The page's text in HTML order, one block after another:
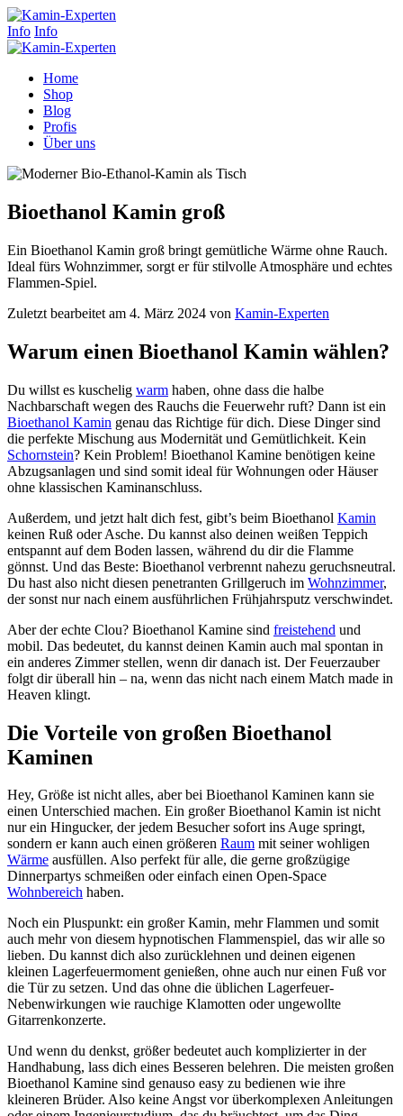
Info Info
Home
Shop
Blog
Profis
Über uns
Bioethanol Kamin groß
Ein Bioethanol Kamin groß bringt gemütliche Wärme ohne Rauch.
Ideal fürs Wohnzimmer, sorgt er für stilvolle Atmosphäre und echtes
Flammen-Spiel.
Zuletzt bearbeitet am 4. März 2024 von Kamin-Experten
Warum einen Bioethanol Kamin wählen?
Du willst es kuschelig warm haben, ohne dass die halbe
Nachbarschaft wegen des Rauchs die Feuerwehr ruft? Dann ist ein
Bioethanol Kamin genau das Richtige für dich. Diese Dinger sind
die perfekte Mischung aus Modernität und Gemütlichkeit. Kein
Schornstein? Kein Problem! Bioethanol Kamine benötigen keine
Abzugsanlagen und sind somit ideal für Wohnungen oder Häuser
ohne klassischen Kaminanschluss.
Außerdem, und jetzt halt dich fest, gibt’s beim Bioethanol Kamin
keinen Ruß oder Asche. Du kannst also deinen weißen Teppich
entspannt auf dem Boden lassen, während du dir die Flamme
gönnst. Und das Beste: Bioethanol verbrennt nahezu geruchsneutral.
Du hast also nicht diesen penetranten Grillgeruch im Wohnzimmer,
der sonst nur nach einem ausführlichen Frühjahrsputz verschwindet.
Aber der echte Clou? Bioethanol Kamine sind freistehend und
mobil. Das bedeutet, du kannst deinen Kamin auch mal spontan in
ein anderes Zimmer stellen, wenn dir danach ist. Der Feuerzauber
folgt dir überall hin – na, wenn das nicht nach einem Match made in
Heaven klingt.
Die Vorteile von großen Bioethanol
Kaminen
Hey, Größe ist nicht alles, aber bei Bioethanol Kaminen kann sie
einen Unterschied machen. Ein großer Bioethanol Kamin ist nicht
nur ein Hingucker, der jedem Besucher sofort ins Auge springt,
sondern er kann auch einen größeren Raum mit seiner wohligen
Wärme ausfüllen. Also perfekt für alle, die gerne großzügige
Dinnerpartys schmeißen oder einfach einen Open-Space
Wohnbereich haben.
Noch ein Pluspunkt: ein großer Kamin, mehr Flammen und somit
auch mehr von diesem hypnotischen Flammenspiel, das wir alle so
lieben. Du kannst dich also zurücklehnen und deinen eigenen
kleinen Lagerfeuermoment genießen, ohne auch nur einen Fuß vor
die Tür zu setzen. Und das ohne die üblichen Lagerfeuer-
Nebenwirkungen wie rauchige Klamotten oder ungewollte
Gitarrenkonzerte.
Und wenn du denkst, größer bedeutet auch komplizierter in der
Handhabung, lass dich eines Besseren belehren. Die meisten großen
Bioethanol Kamine sind genauso easy zu bedienen wie ihre
kleineren Brüder. Also keine Angst vor überkomplexen Anleitungen